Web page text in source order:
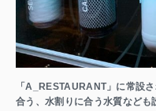
「A_RESTAURANT」に常設
合う、水割りに合う水質なども